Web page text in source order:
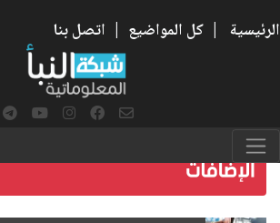
الرئيسية | كل المواضيع | اتصل بنا